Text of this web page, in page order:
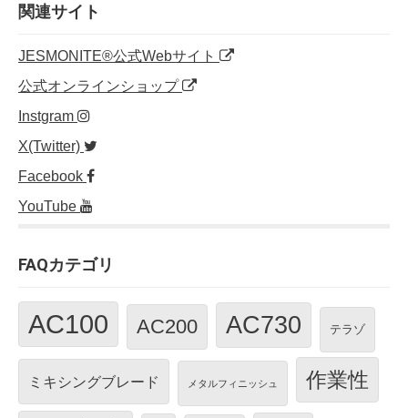
o
o
k
関連サイト
JESMONITE®公式Webサイト
公式オンラインショップ
Instgram
X(Twitter)
Facebook
YouTube
FAQカテゴリ
AC100 AC200 AC730 テラゾ
ミキシングブレード メタルフィニッシュ 作業性